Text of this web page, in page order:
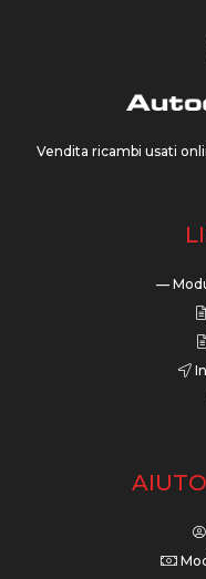
Vendita ricambi usati
—